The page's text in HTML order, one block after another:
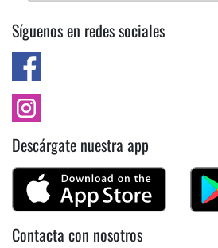
Síguenos en redes sociales
Descárgate nuestra app
Contacta con nosotros